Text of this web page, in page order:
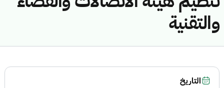
والتقنية
التاريخ